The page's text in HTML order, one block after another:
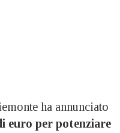
ha annunciato
euro per potenziare